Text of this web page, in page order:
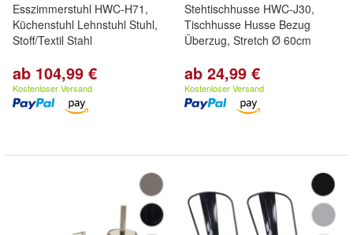
Esszimmerstuhl HWC-H71,
Küchenstuhl Lehnstuhl Stuhl,
Stoff/Textil Stahl
ab 104,99 €
Kostenloser Versand
Stehtischhusse HWC-J30,
Tischhusse Husse Bezug
Überzug, Stretch Ø 60cm
ab 24,99 €
Kostenloser Versand